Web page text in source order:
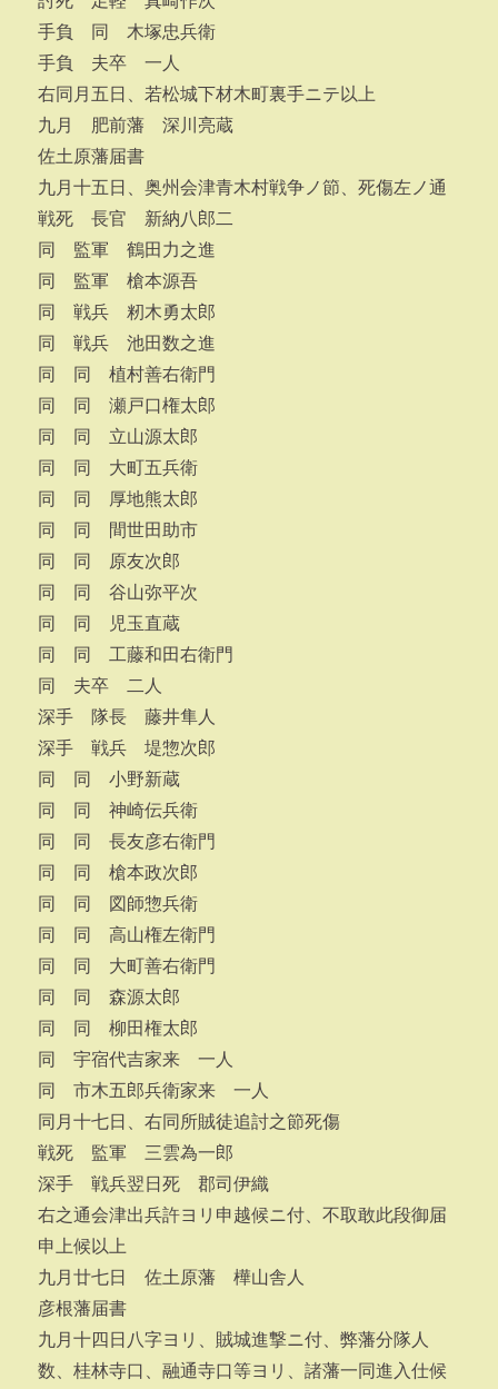
手負 同 木塚忠兵衛
手負 夫卒 一人
右同月五日、若松城下材木町裏手ニテ以上
九月 肥前藩 深川亮蔵
佐土原藩届書
九月十五日、奥州会津青木村戦争ノ節、死傷左ノ通
戦死 長官 新納八郎二
同 監軍 鶴田力之進
同 監軍 槍本源吾
同 戦兵 籾木勇太郎
同 戦兵 池田数之進
同 同 植村善右衛門
同 同 瀬戸口権太郎
同 同 立山源太郎
同 同 大町五兵衛
同 同 厚地熊太郎
同 同 間世田助市
同 同 原友次郎
同 同 谷山弥平次
同 同 児玉直蔵
同 同 工藤和田右衛門
同 夫卒 二人
深手 隊長 藤井隼人
深手 戦兵 堤惣次郎
同 同 小野新蔵
同 同 神崎伝兵衛
同 同 長友彦右衛門
同 同 槍本政次郎
同 同 図師惣兵衛
同 同 高山権左衛門
同 同 大町善右衛門
同 同 森源太郎
同 同 柳田権太郎
同 宇宿代吉家来 一人
同 市木五郎兵衛家来 一人
同月十七日、右同所賊徒追討之節死傷
戦死 監軍 三雲為一郎
深手 戦兵翌日死 郡司伊織
右之通会津出兵許ヨリ申越候ニ付、不取敢此段御届
申上候以上
九月廿七日 佐土原藩 樺山舎人
彦根藩届書
九月十四日八字ヨリ、賊城進撃ニ付、弊藩分隊人
数、桂林寺口、融通寺口等ヨリ、諸藩一同進入仕候